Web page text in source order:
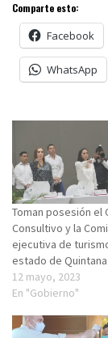
Comparte esto:
Facebook
WhatsApp
Toman posesión el
Consultivo y la
ejecutiva de
estado de
12 mayo, 2023
En "Gobierno"